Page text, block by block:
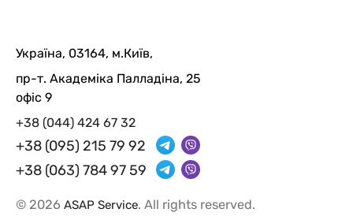
Україна, 03164, м.Київ,
пр-т. Академіка Палладіна, 25
офіс 9
+38 (044) 424 67 32
+38 (095) 215 79 92
+38 (063) 784 97 59
© 2026 ASAP Service. All rights reserved.